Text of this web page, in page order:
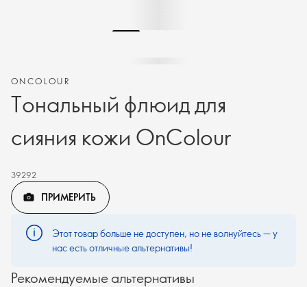
ONCOLOUR
Тональный флюид для
сияния кожи OnColour
39292
ПРИМЕРИТЬ
Этот товар больше не доступен, но не волнуйтесь — у
нас есть отличные альтернативы!
Рекомендуемые альтернативы